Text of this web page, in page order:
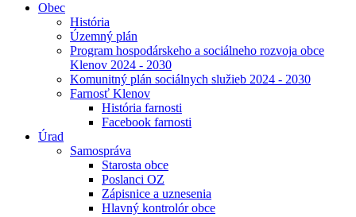
Obec
História
Územný plán
Program hospodárskeho a sociálneho rozvoja obce
Klenov 2024 - 2030
Komunitný plán sociálnych služieb 2024 - 2030
Farnosť Klenov
História farnosti
Facebook farnosti
Úrad
Samospráva
Starosta obce
Poslanci OZ
Zápisnice a uznesenia
Hlavný kontrolór obce